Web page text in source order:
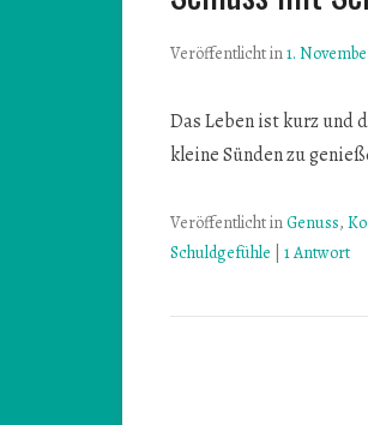
Veröffentlicht in1.
Das Leben ist kurz und
kleine Sünden zu
Veröffentlicht inGenuss,
Schuldgefühle
1 Antwort